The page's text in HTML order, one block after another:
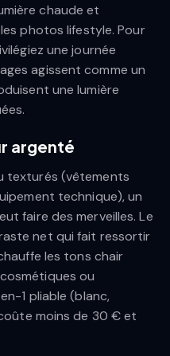
chaude et
photos lifestyle. Pour
une journée
agissent comme un
une lumière
argenté
texturés (vêtements
technique), un
faire des merveilles. Le
net qui fait ressortir
les tons chair
ou
1 pliable (blanc,
moins de 30 € et